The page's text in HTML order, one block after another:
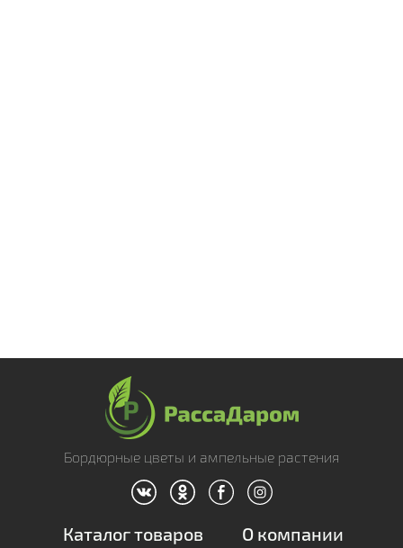
Бордюрные цветы и ампельные растения
Каталог товаров О компании